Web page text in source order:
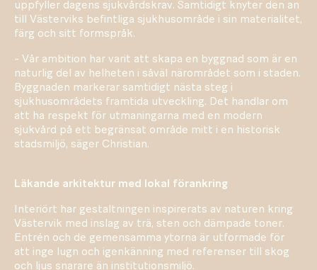
uppfyller dagens sjukvårdskrav. Samtidigt knyter den an
till Västerviks befintliga sjukhusområde i sin materialitet,
färg och sitt formspråk.
- Vår ambition har varit att skapa en byggnad som är en
naturlig del av helheten i såväl närområdet som i staden.
Byggnaden markerar samtidigt nästa steg i
sjukhusområdets framtida utveckling. Det handlar om
att ha respekt för utmaningarna med en modern
sjukvård på ett begränsat område mitt i en historisk
stadsmiljö, säger Christian.
Läkande arkitektur med lokal förankring
Interiört har gestaltningen inspirerats av naturen kring
Västervik med inslag av trä, sten och dämpade toner.
Entrén och de gemensamma ytorna är utformade för
att inge lugn och igenkänning med referenser till skog
och ljus snarare än institutionsmiljö.